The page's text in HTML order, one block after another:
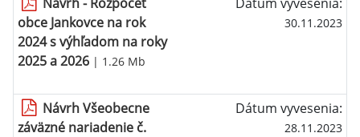
obce Jankovce na rok
2024 s výhľadom na roky
2025 a 2026 | 1.26 Mb
30.11.2023
Návrh Všeobecne
záväzné nariadenie č.
Dátum vyvesenia:
28.11.2023